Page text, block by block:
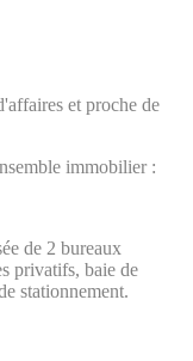
et proche de
immobilier :
de 2 bureaux
privatifs, baie de
stationnement.